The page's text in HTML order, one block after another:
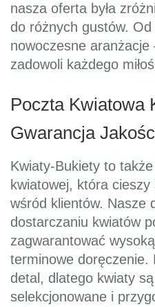
nasza oferta była
do różnych gustów.
nowoczesne
zadowoli każdego
Poczta Kwiatowa
Gwarancja
Kwiaty-Bukiety to
kwiatowej, która
wśród klientów. Nasze
dostarczaniu kwiatów
zagwarantować
terminowe doręczenie.
detal, dlatego kwiaty
selekcjonowane i